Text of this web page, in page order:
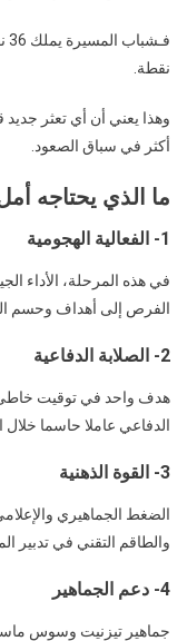
فـشباب المسيرة يملك 36 نقطة، بينما يقترب
نقطة.
وهذا يعني أن أي تعثر
أكثر في سباق الصعود.
ما الذي يحتاجه
1- الفعالية الهجومية
في هذه المرحلة، الأداء
الفرص إلى أهداف وحسم
2- الصلابة الدفاعية
هدف واحد في توقيت خاطئ
الدفاعي عاملا حاسما خلال
3- القوة الذهنية
الضغط الجماهيري
والطاقم التقني في تدبير
4- دعم الجماهير
جماهير تيزنيت وسوس